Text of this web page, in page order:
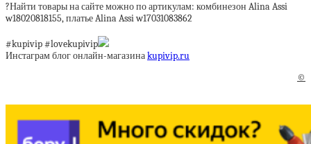
?Найти товары на сайте можно по артикулам: комбинезон Alina Assi
w18020818155, платье Alina Assi w17031083862
#kupivip #lovekupivip
Инстаграм блог онлайн-магазинаkupivip.ru
©